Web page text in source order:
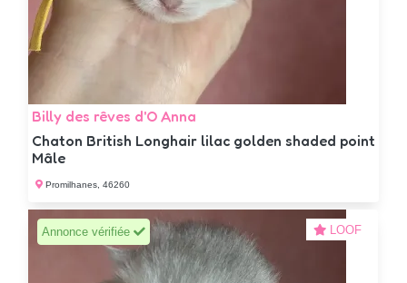
Billy des rêves d'O Anna
Chaton British Longhair lilac golden shaded point
Mâle
Promilhanes, 46260
Annonce vérifiée LOOF